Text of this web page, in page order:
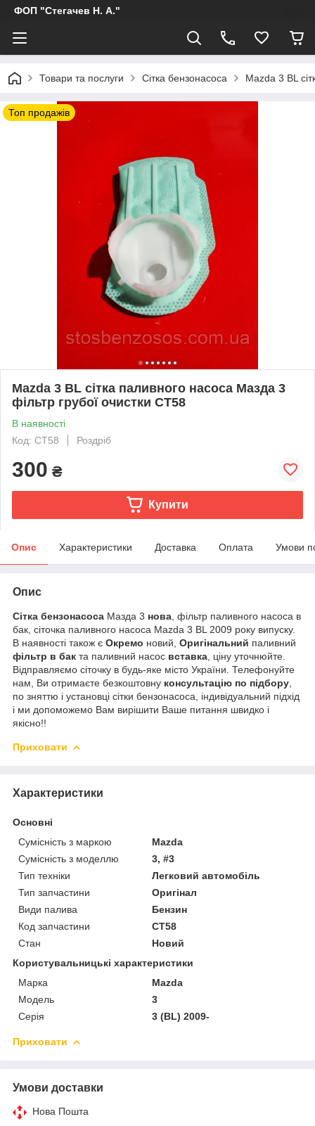
ФОП "Стегачев Н. А."
Товари та послуги Сітка бензонасоса Mazda 3 BL
Топ продажів
Mazda 3 BL сітка паливного насоса Мазда 3
фільтр грубої очистки CT58
В наявності
Код: CT58
Роздріб
300 ₴
Купити
Опис Характеристики Доставка Оплата Умови
Опис
Сітка бензонасоса Мазда 3 нова , фільтр паливного насоса в
бак, сіточка паливного насоса Mazda 3 BL 2009 року випуску.
В наявності також є Окремо новий, Оригінальний паливний
фільтр в бак та паливний насос вставка , ціну уточнюйте.
Відправляємо сіточку в будь-яке місто України. Телефонуйте
нам, Ви отримаєте безкоштовну консультацію по підбору
по зняттю і установці сітки бензонасоса, індивідуальний підхід
і ми допоможемо Вам вирішити Ваше питання швидко і
якісно!!
Приховати
Характеристики
Основні
Сумісність з маркою
Mazda
Сумісність з моделлю
3, #3
Тип техніки
Легковий автомобіль
Тип запчастини
Оригінал
Види палива
Бензин
Код запчастини
CT58
Стан
Новий
Користувальницькі характеристики
Марка
Mazda
Модель
3
Серія
3 (BL) 2009-
Приховати
Умови доставки
Нова Пошта